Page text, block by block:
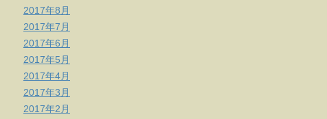
2017年8月
2017年7月
2017年6月
2017年5月
2017年4月
2017年3月
2017年2月